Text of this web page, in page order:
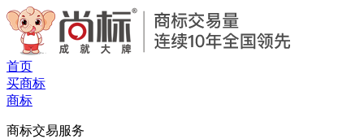
首页
买商标
商标
商标交易服务